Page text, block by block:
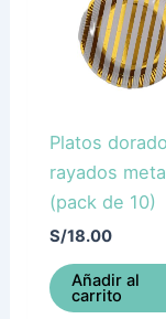
Platos
rayados
(pack de 10)
S/18.00
Añadir al
carrito